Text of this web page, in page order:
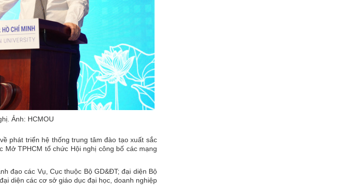
Ảnh: HCMOU
phát triển hệ thống trung tâm đào tạo xuất sắc
TPHCM tổ chức Hội nghị công bố các mạng
đạo các Vụ, Cục thuộc Bộ GD&ĐT; đại diện Bộ
diện các cơ sở giáo dục đại học, doanh nghiệp